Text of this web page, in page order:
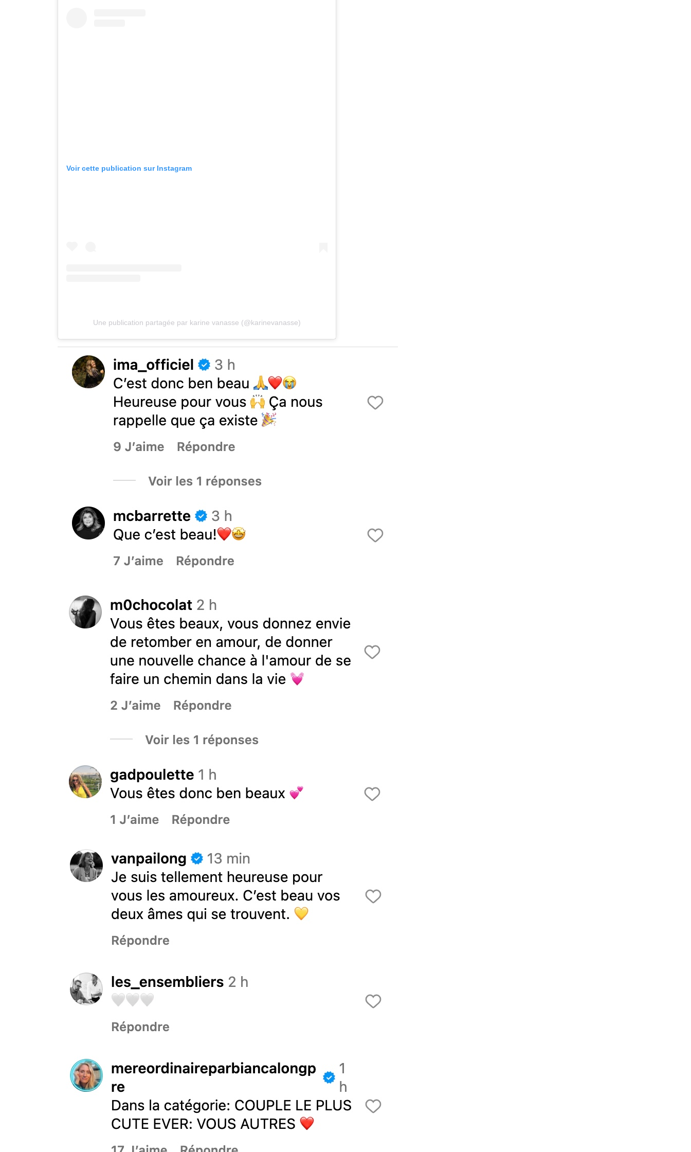
Voir cette publication sur Instagram
Une publication partagée par karine vanasse (@karinevanasse)